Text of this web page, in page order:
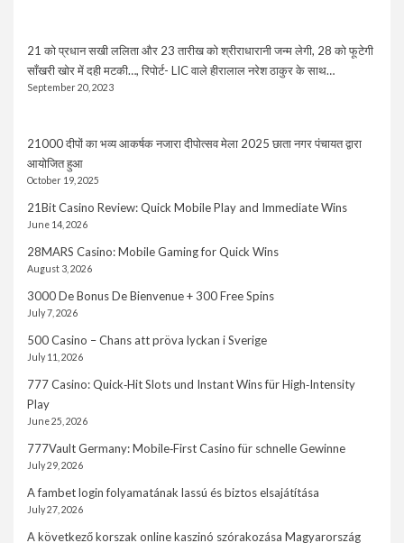
21 को प्रधान सखी ललिता और 23 तारीख को श्रीराधारानी जन्म लेगी, 28 को फूटेगी
साँखरी खोर में दही मटकी…, रिपोर्ट- LIC वाले हीरालाल नरेश ठाकुर के साथ…
September 20, 2023
21000 दीपों का भव्य आकर्षक नजारा दीपोत्सव मेला 2025 छाता नगर पंचायत द्वारा
आयोजित हुआ
October 19, 2025
21Bit Casino Review: Quick Mobile Play and Immediate Wins
June 14, 2026
28MARS Casino: Mobile Gaming for Quick Wins
August 3, 2026
3000 De Bonus De Bienvenue + 300 Free Spins
July 7, 2026
500 Casino – Chans att pröva lyckan i Sverige
July 11, 2026
777 Casino: Quick‑Hit Slots und Instant Wins für High‑Intensity
Play
June 25, 2026
777Vault Germany: Mobile‑First Casino für schnelle Gewinne
July 29, 2026
A fambet login folyamatának lassú és biztos elsajátítása
July 27, 2026
A következő korszak online kaszinó szórakozása Magyarország